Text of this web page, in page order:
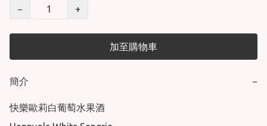
−
+
加至購物車
簡介 −
快樂歐莉白葡萄水果酒